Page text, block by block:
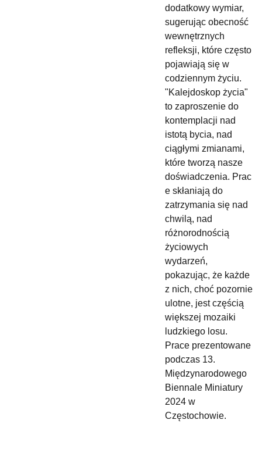
dodatkowy wymiar,
sugerując obecność
wewnętrznych
refleksji, które często
pojawiają się w
codziennym życiu.
"Kalejdoskop życia"
to zaproszenie do
kontemplacji nad
istotą bycia, nad
ciągłymi zmianami,
które tworzą nasze
doświadczenia. Prac
e skłaniają do
zatrzymania się nad
chwilą, nad
różnorodnością
życiowych
wydarzeń,
pokazując, że każde
z nich, choć pozornie
ulotne, jest częścią
większej mozaiki
ludzkiego losu.
Prace prezentowane
podczas 13.
Międzynarodowego
Biennale Miniatury
2024 w
Częstochowie.